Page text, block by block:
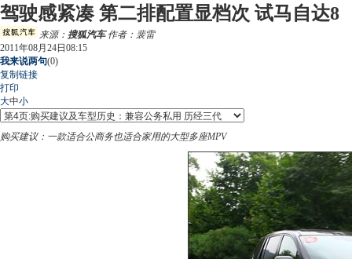
驾驶感紧凑 第二排配置显档次 试马自达8
来源： 搜狐汽车作者：裴雷
2011年08月24日08:15
我来说两句(0)
复制链接
打印
大中小
购买建议：一款适合公商务也适合家用的大型多座MPV